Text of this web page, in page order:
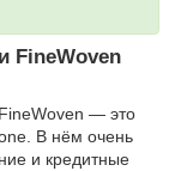
FineWoven
— это
В нём очень
и кредитные